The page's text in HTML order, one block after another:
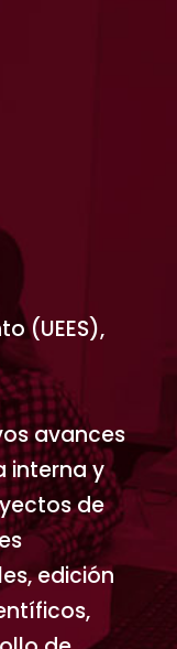
(UEES),
avances
interna y
de
edición